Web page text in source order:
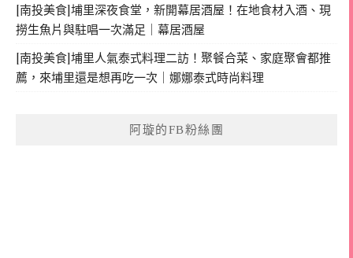
[南投美食]埔里深夜食堂，新開幕居酒屋！在地食材入酒、現
撈生魚片與駐唱一次滿足｜幕居酒屋
[南投美食]埔里人氣泰式料理二訪！聚餐合菜、家庭聚會都推
薦，來埔里還是想再吃一次｜娜娜泰式時尚料理
阿璇的FB粉絲團